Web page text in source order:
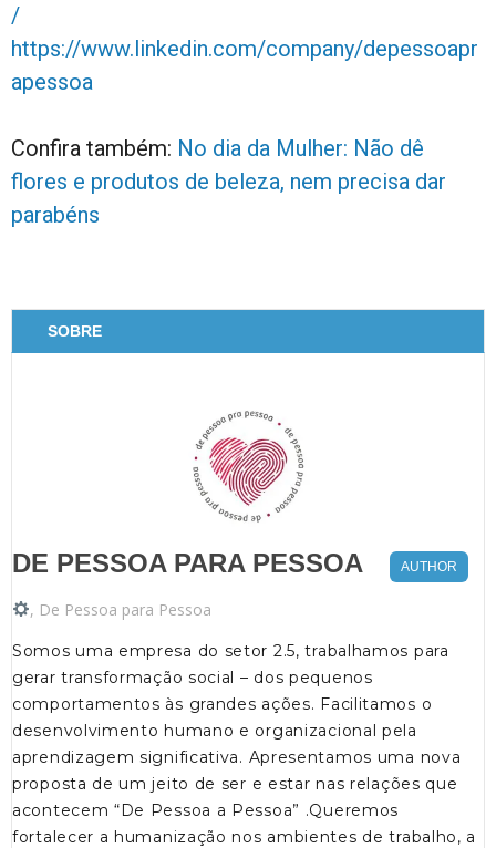
/
https://www.linkedin.com/company/depessoapr
apessoa
Confira também: No dia da Mulher: Não dê
flores e produtos de beleza, nem precisa dar
parabéns
SOBRE
DE PESSOA PARA PESSOA AUTHOR
, De Pessoa para Pessoa
Somos uma empresa do setor 2.5, trabalhamos para
gerar transformação social – dos pequenos
comportamentos às grandes ações. Facilitamos o
desenvolvimento humano e organizacional pela
aprendizagem significativa. Apresentamos uma nova
proposta de um jeito de ser e estar nas relações que
acontecem “De Pessoa a Pessoa” .Queremos
fortalecer a humanização nos ambientes de trabalho, a